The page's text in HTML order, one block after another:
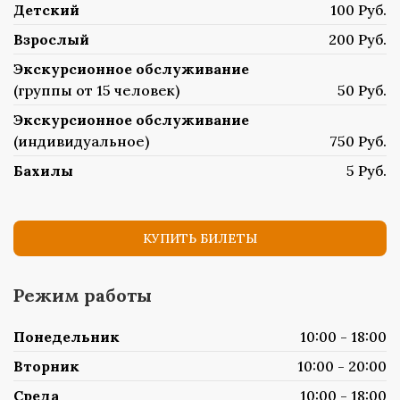
Детский
100 Руб.
Взрослый
200 Руб.
Экскурсионное обслуживание
(группы от 15 человек)
50 Руб.
Экскурсионное обслуживание
(индивидуальное)
750 Руб.
Бахилы
5 Руб.
КУПИТЬ БИЛЕТЫ
Режим работы
Понедельник
10:00 - 18:00
Вторник
10:00 - 20:00
Среда
10:00 - 18:00